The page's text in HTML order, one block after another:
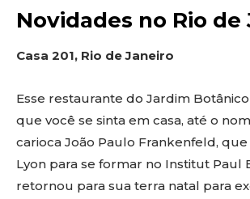
Novidades no Rio de
Casa 201, Rio de Janeiro
Esse restaurante do Jardim
que você se sinta em casa, até o
carioca João Paulo Frankenfeld, que
Lyon para se formar no Institut Paul
retornou para sua terra natal para